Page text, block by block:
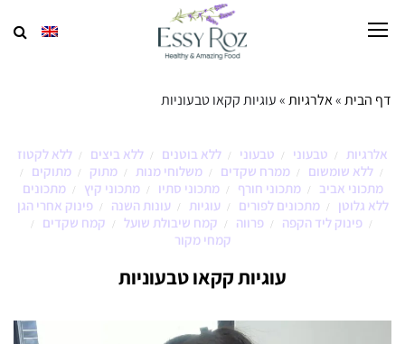
דף הבית»אלרגיות»עוגיות קקאו טבעוניות
אלרגיות / טבעוני / טבעוני / ללא בוטנים / ללא ביצים / ללא לקטוז
/ ללא שומשום / ממרח שקדים / משלוחי מנות / מתוק / מתוקים /
מתכוני אביב / מתכוני חורף / מתכוני סתיו / מתכוני קיץ /
מתכונים
ללא גלוטן
/ מתכונים לפורים / עוגיות / עונות השנה / פינוק אחרי הגן
/ פינוק ליד הקפה / פרווה / קמח שיבולת שועל / קמח שקדים /
קמחי מקור
עוגיות קקאו טבעוניות